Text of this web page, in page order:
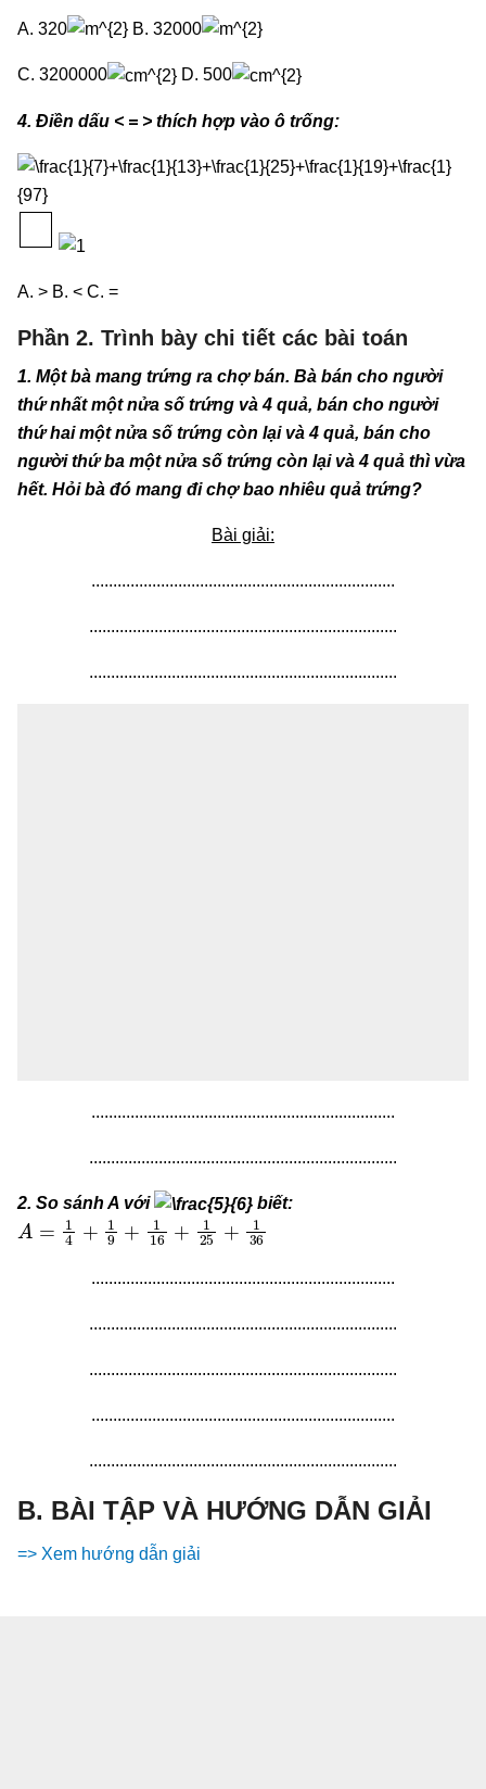
A. 320 B. 32000
C. 3200000 D. 500
4. Điền dấu < = > thích hợp vào ô trống:
A. > B. < C. =
Phần 2. Trình bày chi tiết các bài toán
1. Một bà mang trứng ra chợ bán. Bà bán cho người
thứ nhất một nửa số trứng và 4 quả, bán cho người
thứ hai một nửa số trứng còn lại và 4 quả, bán cho
người thứ ba một nửa số trứng còn lại và 4 quả thì vừa
hết. Hỏi bà đó mang đi chợ bao nhiêu quả trứng?
Bài giải:
......................................................................
.......................................................................
.......................................................................
......................................................................
.......................................................................
2. So sánh A với biết:
A 4+ + + +136
......................................................................
.......................................................................
.......................................................................
......................................................................
.......................................................................
B. BÀI TẬP VÀ HƯỚNG DẪN GIẢI
=> Xem hướng dẫn giải